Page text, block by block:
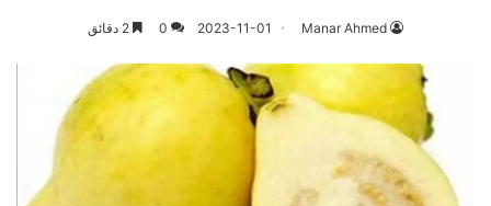
Manar Ahmed
2023-11-01
0